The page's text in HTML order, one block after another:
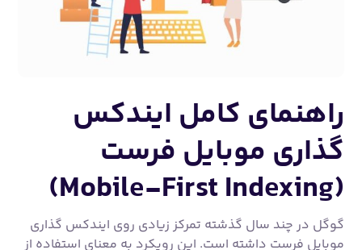
راهنمای کامل ایندکس
گذاری موبایل فرست
(Mobile-First Indexing)
گوگل در چند سال گذشته تمرکز زیادی روی ایندکس گذاری
موبایل فرست داشته است. این رویکرد به معنای استفاده از